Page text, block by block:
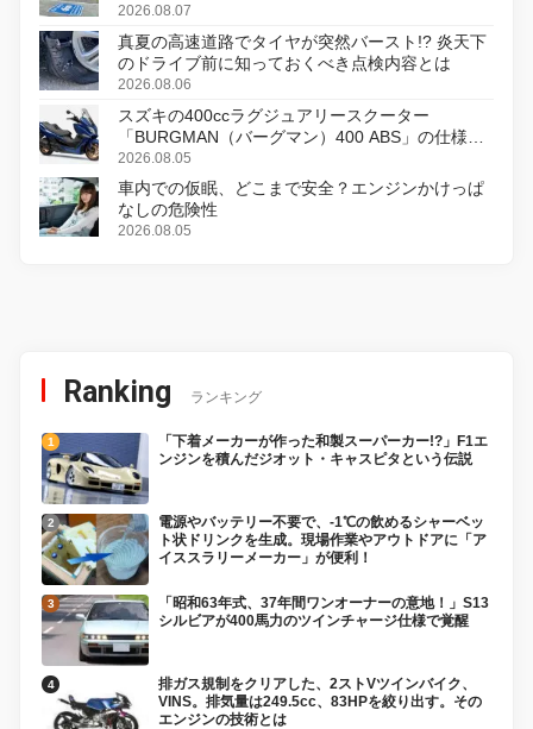
2026.08.07
真夏の高速道路でタイヤが突然バースト!? 炎天下
のドライブ前に知っておくべき点検内容とは
2026.08.06
スズキの400ccラグジュアリースクーター
「BURGMAN（バーグマン）400 ABS」の仕様を
変更し、8月18日に発売
2026.08.05
車内での仮眠、どこまで安全？エンジンかけっぱ
なしの危険性
2026.08.05
Ranking ランキング
「下着メーカーが作った和製スーパーカー!?」F1エ
ンジンを積んだジオット・キャスピタという伝説
電源やバッテリー不要で、-1℃の飲めるシャーベッ
ト状ドリンクを生成。現場作業やアウトドアに「ア
イススラリーメーカー」が便利！
「昭和63年式、37年間ワンオーナーの意地！」S13
シルビアが400馬力のツインチャージ仕様で覚醒
排ガス規制をクリアした、2ストVツインバイク、
VINS。排気量は249.5cc、83HPを絞り出す。その
エンジンの技術とは